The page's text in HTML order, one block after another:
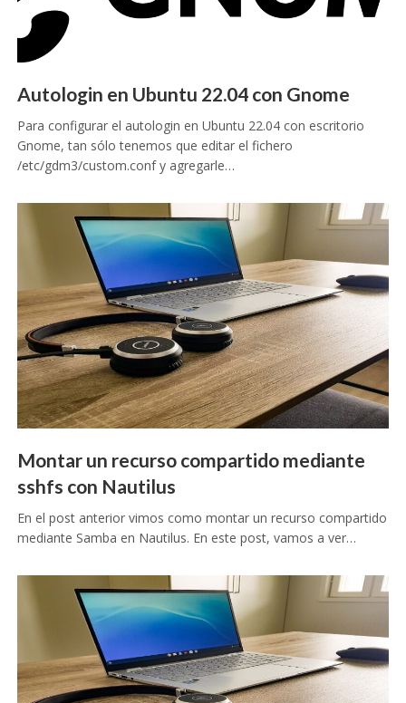
Autologin en Ubuntu 22.04 con Gnome
Para configurar el autologin en Ubuntu 22.04 con escritorio
Gnome, tan sólo tenemos que editar el fichero
/etc/gdm3/custom.conf y agregarle…
Montar un recurso compartido mediante
sshfs con Nautilus
En el post anterior vimos como montar un recurso compartido
mediante Samba en Nautilus. En este post, vamos a ver…